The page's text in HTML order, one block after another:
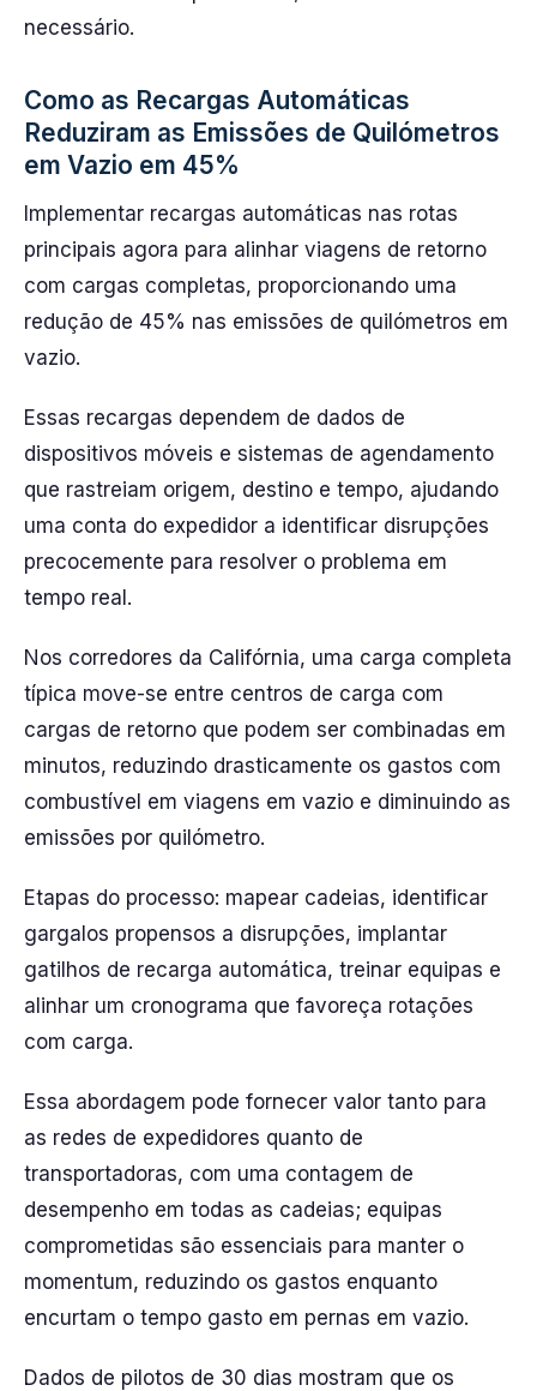
necessário.
Como as Recargas Automáticas
Reduziram as Emissões de Quilómetros
em Vazio em 45%
Implementar recargas automáticas nas rotas
principais agora para alinhar viagens de retorno
com cargas completas, proporcionando uma
redução de 45% nas emissões de quilómetros em
vazio.
Essas recargas dependem de dados de
dispositivos móveis e sistemas de agendamento
que rastreiam origem, destino e tempo, ajudando
uma conta do expedidor a identificar disrupções
precocemente para resolver o problema em
tempo real.
Nos corredores da Califórnia, uma carga completa
típica move-se entre centros de carga com
cargas de retorno que podem ser combinadas em
minutos, reduzindo drasticamente os gastos com
combustível em viagens em vazio e diminuindo as
emissões por quilómetro.
Etapas do processo: mapear cadeias, identificar
gargalos propensos a disrupções, implantar
gatilhos de recarga automática, treinar equipas e
alinhar um cronograma que favoreça rotações
com carga.
Essa abordagem pode fornecer valor tanto para
as redes de expedidores quanto de
transportadoras, com uma contagem de
desempenho em todas as cadeias; equipas
comprometidas são essenciais para manter o
momentum, reduzindo os gastos enquanto
encurtam o tempo gasto em pernas em vazio.
Dados de pilotos de 30 dias mostram que os